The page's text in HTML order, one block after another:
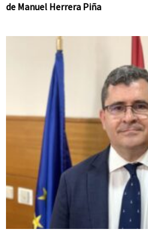
de Manuel Herrera Piña